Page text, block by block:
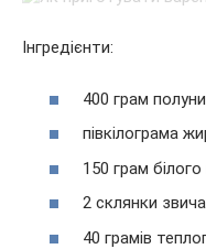
Інгредієнти:
400 грам
півкілограма
150 грам білого
2 склянки
40 грамів